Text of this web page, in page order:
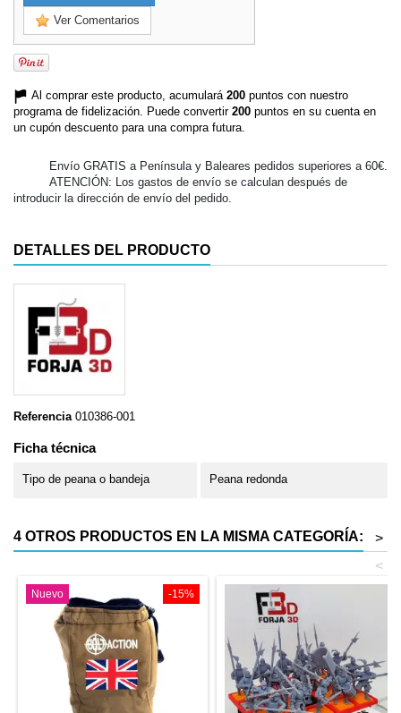
Ver Comentarios
Al comprar este producto, acumulará 200 puntos con nuestro
programa de fidelización. Puede convertir 200 puntos en su cuenta en
un cupón descuento para una compra futura.
Envío GRATIS a Península y Baleares pedidos superiores a 60€.
ATENCIÓN: Los gastos de envío se calculan después de
introducir la dirección de envío del pedido.
DETALLES DEL PRODUCTO
Referencia 010386-001
Ficha técnica
Tipo de peana o bandeja Peana redonda
4 OTROS PRODUCTOS EN LA MISMA CATEGORÍA:
>
<
-15%
Nuevo